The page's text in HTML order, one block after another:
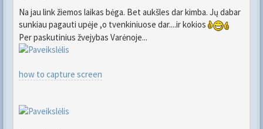
Na jau link žiemos laikas bėga. Bet aukšles dar kimba. Jų dabar
sunkiau pagauti upėje ,o tvenkiniuose dar....ir kokios
Per paskutinius žvejybas Varėnoje...
how to capture screen